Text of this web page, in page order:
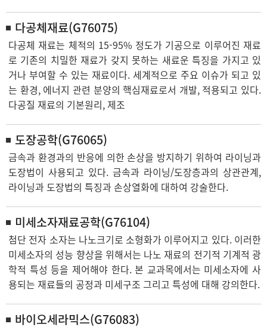
다공체재료(G76075)
다공체 재료는 체적의 15-95% 정도가 기공으로 이루어진 재료
로 기존의 치밀한 재료가 갖지 못하는 새료운 특징을 가지고 있
거나 부여할 수 있는 재료이다. 세계적으로 주요 이슈가 되고 있
는 환경, 에너지 관련 분양의 핵심재료로서 개발, 적용되고 있다.
다공질 재료의 기본원리, 제조
도장공학(G76065)
금속과 환경과의 반응에 의한 손상을 방지하기 위하여 라이닝과
도장법이 사용되고 있다. 금속과 라이닝/도장층과의 상관관계,
라이닝과 도장법의 특징과 손상열화에 대하여 강술한다.
미세소자재료공학(G76104)
첨단 전자 소자는 나노크기로 소형화가 이루어지고 있다. 이러한
미세소자의 성능 향상을 위해서는 나노 재료의 전기적 기계적 광
학적 특성 등을 제어해야 한다. 본 교과목에서는 미세소자에 사
용되는 재료들의 공정과 미세구조 그리고 특성에 대해 강의한다.
바이오세라믹스(G76083)